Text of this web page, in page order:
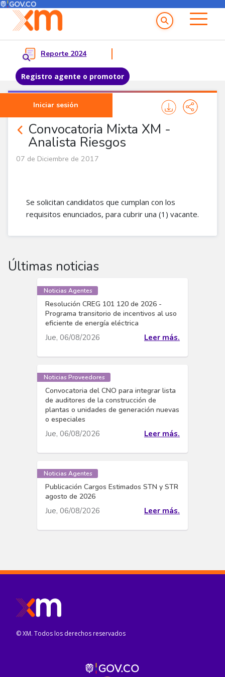
Pasar al contenido principal
Menú del Usuario
Reporte 2024
Registro agente o promotor
Iniciar sesión
Menu principal
Convocatoria Mixta XM -
Analista Riesgos
Noticias Corporativas
07 de Diciembre de 2017
Se solicitan candidatos que cumplan con los
requisitos enunciados, para cubrir una (1) vacante.
Últimas noticias
Noticias Agentes
Resolución CREG 101 120 de 2026 -
Programa transitorio de incentivos al uso
eficiente de energía eléctrica
Jue, 06/08/2026 Leer más.
Noticias Proveedores
Convocatoria del CNO para integrar lista
de auditores de la construcción de
plantas o unidades de generación nuevas
o especiales
Jue, 06/08/2026 Leer más.
Noticias Agentes
Publicación Cargos Estimados STN y STR
agosto de 2026
Jue, 06/08/2026 Leer más.
© XM. Todos los derechos reservados